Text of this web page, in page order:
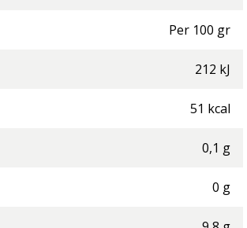
Per 100 gr
212 kJ
51 kcal
0,1 g
0 g